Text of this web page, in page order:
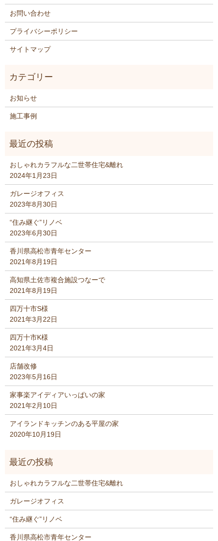
お問い合わせ
プライバシーポリシー
サイトマップ
お知らせ
施工事例
おしゃれカラフルな二世帯住宅&離れ
2024年1月23日
ガレージオフィス
2023年8月30日
“住み継ぐ”リノベ
2023年6月30日
香川県高松市青年センター
2021年8月19日
高知県土佐市複合施設つなーで
2021年8月19日
四万十市S様
2021年3月22日
四万十市K様
2021年3月4日
店舗改修
2023年5月16日
家事楽アイディアいっぱいの家
2021年2月10日
アイランドキッチンのある平屋の家
2020年10月19日
おしゃれカラフルな二世帯住宅&離れ
ガレージオフィス
“住み継ぐ”リノベ
香川県高松市青年センター